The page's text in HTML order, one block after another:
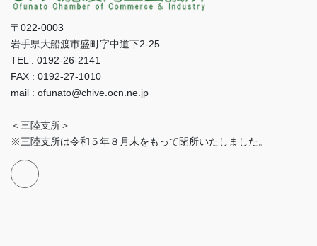
〒022-0003
岩手県大船渡市盛町字中道下2-25
TEL : 0192-26-2141
FAX : 0192-27-1010
mail : ofunato@chive.ocn.ne.jp
＜三陸支所＞
※三陸支所は令和５年８月末をもって閉所いたしました。